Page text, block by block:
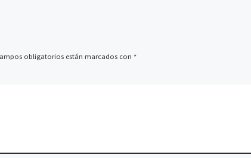
obligatorios están marcados con *